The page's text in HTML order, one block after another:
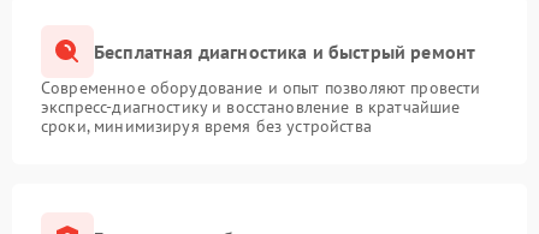
Бесплатная диагностика и быстрый ремонт
Современное оборудование и опыт позволяют провести
экспресс-диагностику и восстановление в кратчайшие
сроки, минимизируя время без устройства